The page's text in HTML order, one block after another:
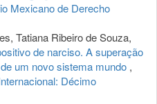
Mexicano de Derecho
Tatiana Ribeiro de Souza,
de narciso. A superação
um novo sistema mundo ,
Décimo